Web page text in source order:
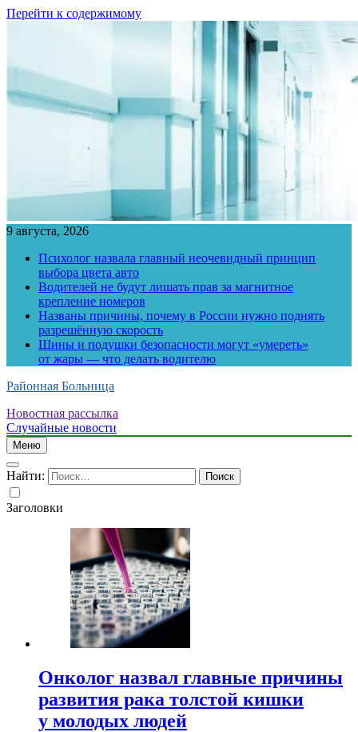
Перейти к содержимому
9 августа, 2026
Психолог назвала главный неочевидный принцип
выбора цвета авто
Водителей не будут лишать прав за магнитное
крепление номеров
Названы причины, почему в России нужно поднять
разрешённую скорость
Шины и подушки безопасности могут «умереть»
от жары — что делать водителю
Районная Больница
Новостная рассылка
Случайные новости
Меню
Найти:
Заголовки
Онколог назвал главные причины
развития рака толстой кишки
у молодых людей